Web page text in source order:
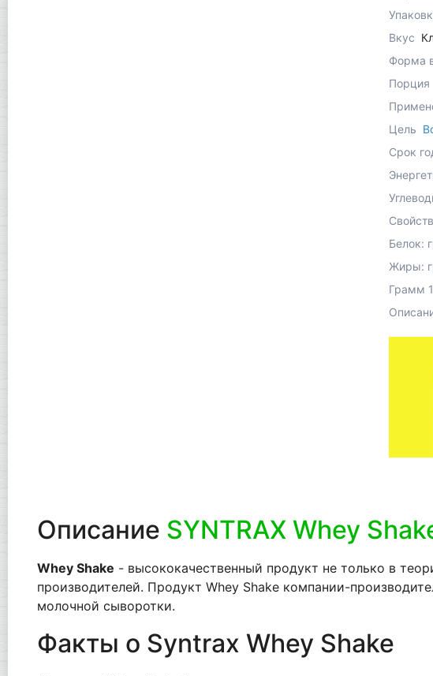
Вкус
Форма
Порция
Цель
Срок
Белок:
Жиры:
Грамм
Описание SYNTRAX Whey
Whey Shake - высококачественный продукт не только в
производителей. Продукт Whey Shake компании-
молочной сыворотки.
Факты о Syntrax Whey Shake